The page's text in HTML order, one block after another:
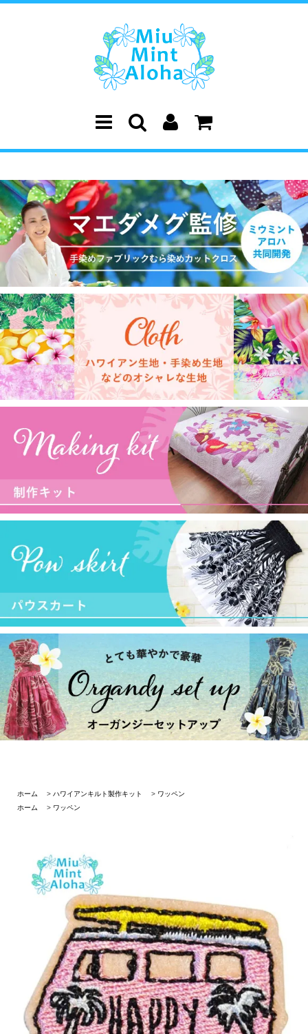
ホーム > ハワイアンキルト製作キット > ワッペン
ホーム
> ワッペン